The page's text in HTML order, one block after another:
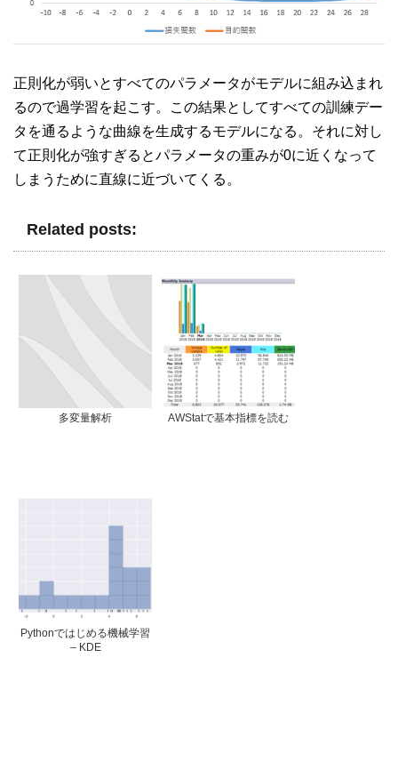
正則化が弱いとすべてのパラメータがモデルに組み込まれ
るので過学習を起こす。この結果としてすべての訓練デー
タを通るような曲線を生成するモデルになる。それに対し
て正則化が強すぎるとパラメータの重みが0に近くなって
しまうために直線に近づいてくる。
Related posts:
多変量解析 AWStatで基本指標を読む
Pythonではじめる機械学習
– KDE